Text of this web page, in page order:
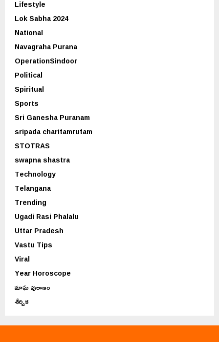
Lifestyle
Lok Sabha 2024
National
Navagraha Purana
OperationSindoor
Political
Spiritual
Sports
Sri Ganesha Puranam
sripada charitamrutam
STOTRAS
swapna shastra
Technology
Telangana
Trending
Ugadi Rasi Phalalu
Uttar Pradesh
Vastu Tips
Viral
Year Horoscope
మాఘ పురాణం
శీర్షిక